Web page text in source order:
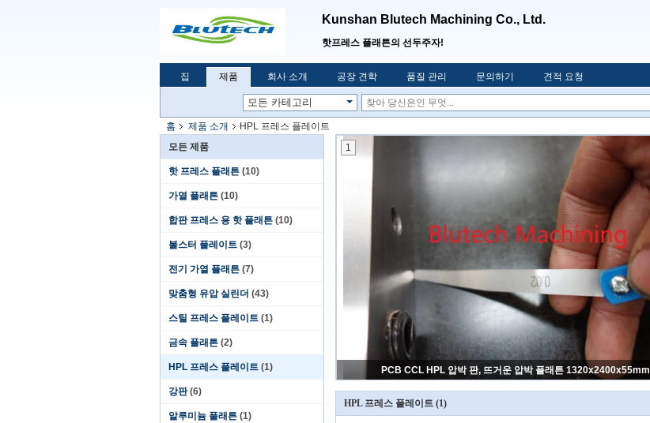
Kunshan Blutech Machining Co., Ltd.
핫프레스 플래튼의 선두주자!
집 제품 회사 소개 공장 견학 품질 관리 문의하기 견적 요청
홈 제품 소개
HPL 프레스 플레이트
모든 제품
핫 프레스 플래튼 (10)
가열 플래튼 (10)
합판 프레스 용 핫 플래튼 (10)
볼스터 플레이트 (3)
전기 가열 플래튼 (7)
맞춤형 유압 실린더 (43)
스틸 프레스 플레이트 (1)
금속 플래튼 (2)
HPL 프레스 플레이트 (1)
강판 (6)
알루미늄 플래튼 (1)
PCB CCL HPL 압박 판, 뜨거운 압박 플래튼 1320x2400x55mm
1
HPL 프레스 플레이트 (1)